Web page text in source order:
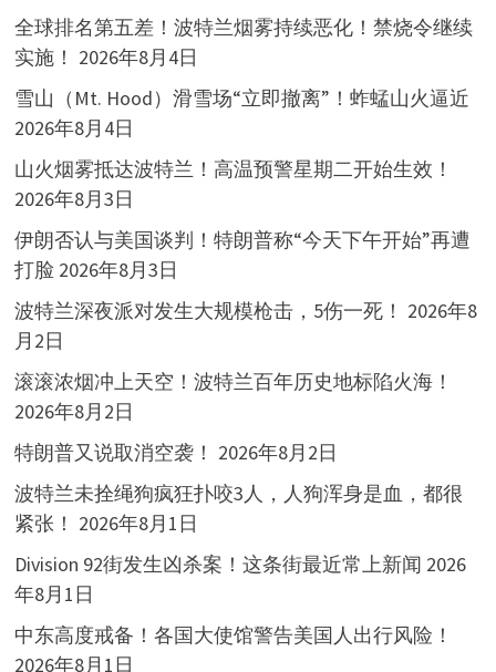
全球排名第五差！波特兰烟雾持续恶化！禁烧令继续
实施！ 2026年8月4日
雪山（Mt. Hood）滑雪场“立即撤离”！蚱蜢山火逼近
2026年8月4日
山火烟雾抵达波特兰！高温预警星期二开始生效！
2026年8月3日
伊朗否认与美国谈判！特朗普称“今天下午开始”再遭
打脸 2026年8月3日
波特兰深夜派对发生大规模枪击，5伤一死！ 2026年8
月2日
滚滚浓烟冲上天空！波特兰百年历史地标陷火海！
2026年8月2日
特朗普又说取消空袭！ 2026年8月2日
波特兰未拴绳狗疯狂扑咬3人，人狗浑身是血，都很
紧张！ 2026年8月1日
Division 92街发生凶杀案！这条街最近常上新闻 2026
年8月1日
中东高度戒备！各国大使馆警告美国人出行风险！
2026年8月1日